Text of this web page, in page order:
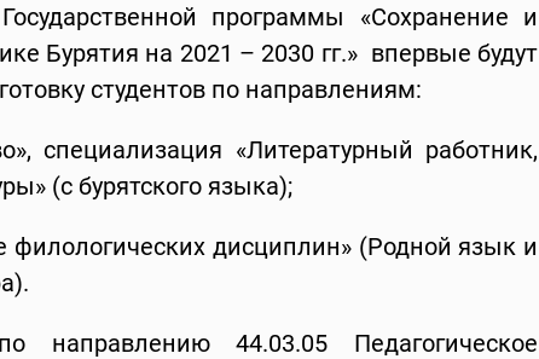
программы «Сохранение и
Бурятия на 2021 – 2030 гг.» впервые будут
студентов по направлениям:
специализация «Литературный работник,
(с бурятского языка);
филологических дисциплин» (Родной язык и
44.03.05 Педагогическое